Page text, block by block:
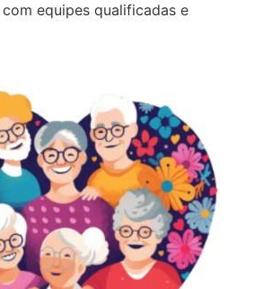
equipes qualificadas e